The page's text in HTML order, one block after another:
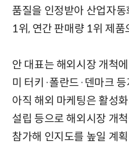
품질을 인정받아 산업자
1위, 연간 판매량 1위 제품
안 대표는 해외시장 개척
미 터키·폴란드·덴마크
아직 해외 마케팅은 활성
설립 등으로 해외시장 개
참가해 인지도를 높일 계